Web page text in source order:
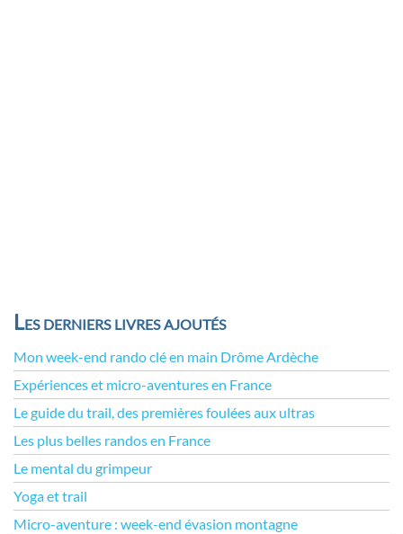
Les derniers livres ajoutés
Mon week-end rando clé en main Drôme Ardèche
Expériences et micro-aventures en France
Le guide du trail, des premières foulées aux ultras
Les plus belles randos en France
Le mental du grimpeur
Yoga et trail
Micro-aventure : week-end évasion montagne